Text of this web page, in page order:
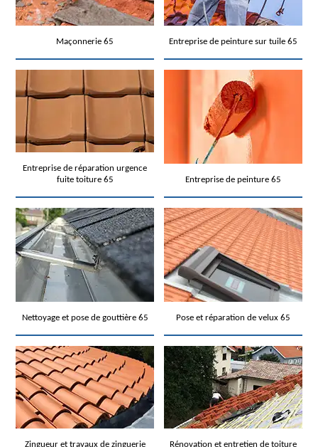
Maçonnerie 65 Entreprise de peinture sur tuile 65
Entreprise de réparation urgence
fuite toiture 65
Entreprise de peinture 65
Nettoyage et pose de gouttière 65 Pose et réparation de velux 65
Zingueur et travaux de zinguerie
Rénovation et entretien de toiture